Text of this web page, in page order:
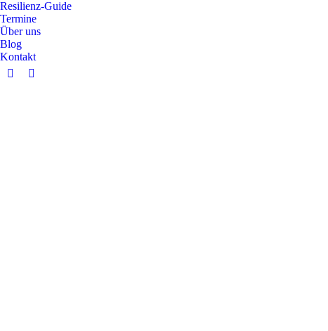
Resilienz-Guide
Termine
Über uns
Blog
Kontakt